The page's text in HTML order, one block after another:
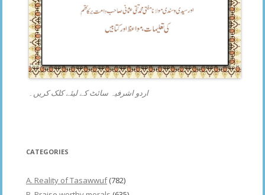
اردو اشرفیہ سائٹ کے لیئے کلک کریں۔
CATEGORIES
A. Reality of Tasawwuf(782)